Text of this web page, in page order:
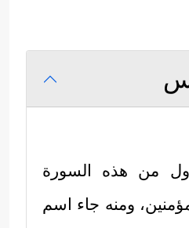
من هذه السورة
ومنه جاء اسم